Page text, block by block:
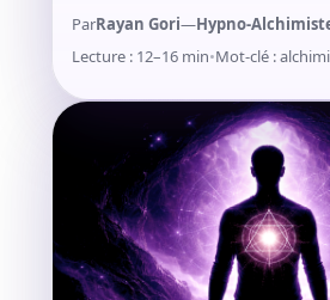
ParRayan Gori—Hypno-
Lecture : 12–16 min•Mot-clé :